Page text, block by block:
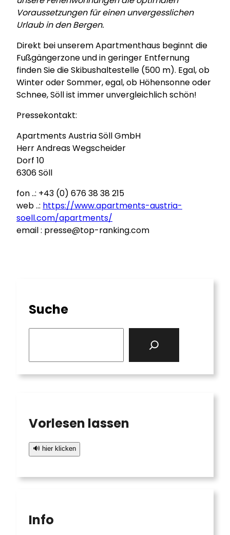
Voraussetzungen für einen unvergesslichen
Urlaub in den Bergen.
Direkt bei unserem Apartmenthaus beginnt die
Fußgängerzone und in geringer Entfernung
finden Sie die Skibushaltestelle (500 m). Egal, ob
Winter oder Sommer, egal, ob Höhensonne oder
Schnee, Söll ist immer unvergleichlich schön!
Pressekontakt:
Apartments Austria Söll GmbH
Herr Andreas Wegscheider
Dorf 10
6306 Söll
fon ..: +43 (0) 676 38 38 215
web ..: https://www.apartments-austria-
soell.com/apartments/
email : presse@top-ranking.com
Suche
Vorlesen lassen
🔊 hier klicken
Info